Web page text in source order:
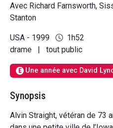
Avec Richard Farnsworth,
Stanton
USA - 1999
1h52
drame
| tout public
E Une année avec David
Synopsis
Alvin Straight, vétéran de 73